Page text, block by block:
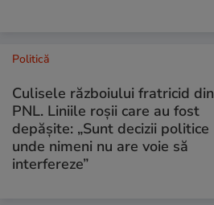
Politică
Culisele războiului fratricid din
PNL. Liniile roșii care au fost
depășite: „Sunt decizii politice
unde nimeni nu are voie să
interfereze”